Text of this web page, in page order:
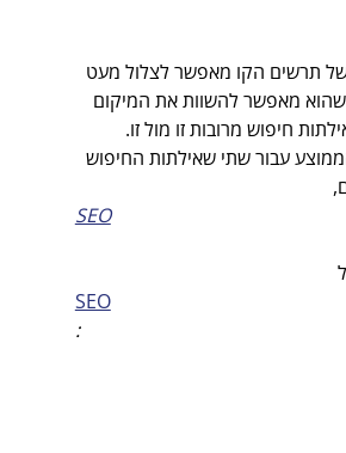
תרשים הקו מאפשר לצלול מעט
שהוא מאפשר להשוות את המיקום
חיפוש מרובות זו מול זו.
עבור שתי שאילתות החיפוש
SEO
SEO
: